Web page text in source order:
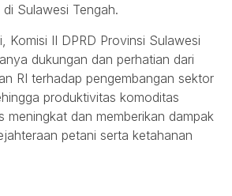
Sulawesi Tengah.
Komisi II DPRD Provinsi Sulawesi
dukungan dan perhatian dari
RI terhadap pengembangan sektor
produktivitas komoditas
meningkat dan memberikan dampak
petani serta ketahanan